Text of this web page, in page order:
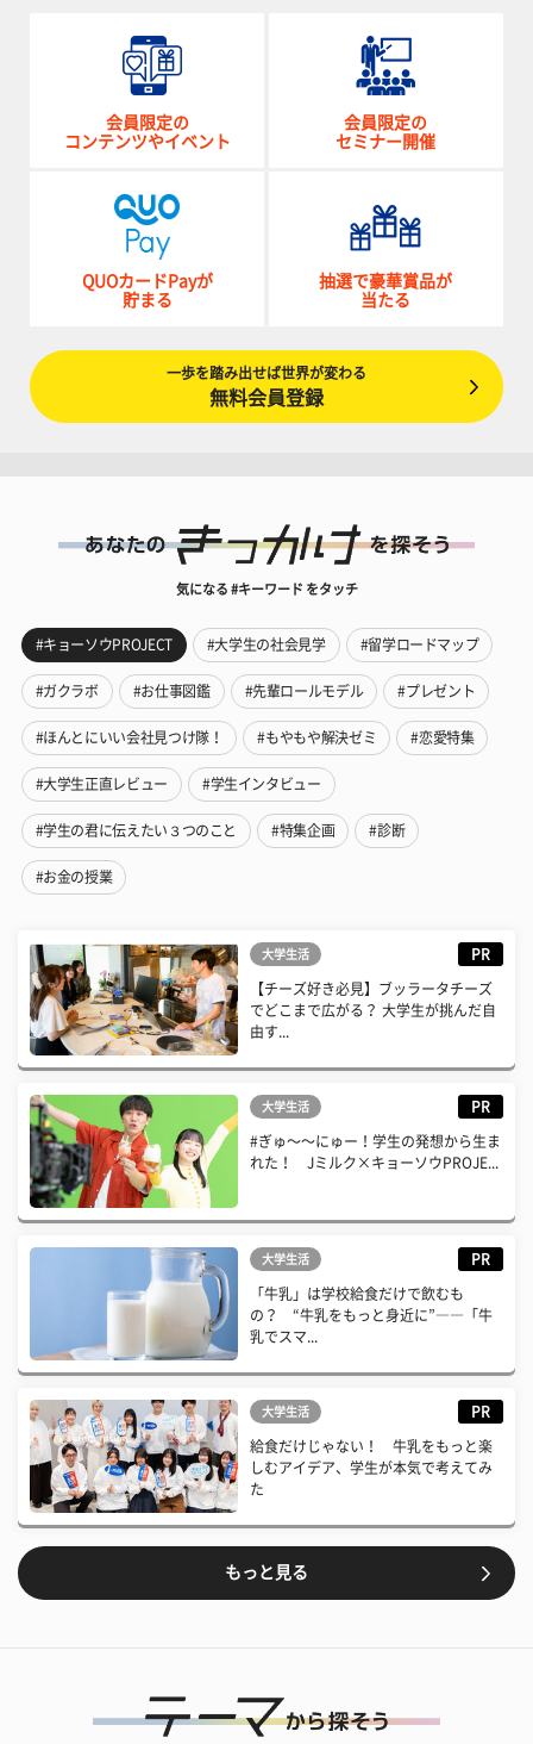
会員限定の
コンテンツやイベント
会員限定の
セミナー開催
QUOカードPayが
貯まる
抽選で豪華賞品が
当たる
一歩を踏み出せば世界が変わる
無料会員登録
気になる #キーワード をタッチ
#キョーソウPROJECT #大学生の社会見学 #留学ロードマップ
#ガクラボ #お仕事図鑑 #先輩ロールモデル #プレゼント
#ほんとにいい会社見つけ隊！ #もやもや解決ゼミ #恋愛特集
#大学生正直レビュー #学生インタビュー
#学生の君に伝えたい３つのこと #特集企画 #診断
#お金の授業
大学生活 PR
【チーズ好き必見】ブッラータチーズ
でどこまで広がる？ 大学生が挑んだ自
由す...
大学生活 PR
#ぎゅ〜〜にゅー！学生の発想から生ま
れた！ Jミルク×キョーソウPROJE...
大学生活 PR
「牛乳」は学校給食だけで飲むも
の？ “牛乳をもっと身近に”――「牛
乳でスマ...
大学生活 PR
給食だけじゃない！ 牛乳をもっと楽
しむアイデア、学生が本気で考えてみ
た
もっと見る